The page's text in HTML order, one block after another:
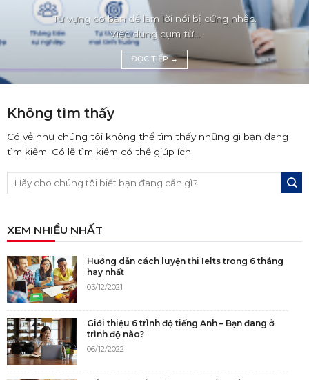
Từ vựng cơ bản dễ làm lời nói bị cứng nhắc.
Việc dùng cụm từ...
ĐỌC TIẾP→
Không tìm thấy
Có vẻ như chúng tôi không thể tìm thấy những gì bạn đang
tìm kiếm. Có lẽ tìm kiếm có thể giúp ích.
XEM NHIỀU NHẤT
Hướng dẫn cách luyện thi Ielts trong 6 tháng
hay nhất
03/12/2021
Giới thiệu 6 trình độ tiếng Anh – Bạn đang ở
trình độ nào?
06/12/2022